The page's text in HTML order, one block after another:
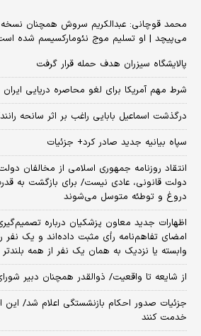
محمد قوچانی: عبدالکریم سروش همچنان نسخه
می‌پیچد | او تسلیم موج نئومارکسیسم شده
پالایشگاه سیزران هدف حمله قرار گرفت
شرط مهم آمریکا برای لغو محاصره دریایی ایران
درگذشت اسماعیل بابایی راغب بر اثر سانحه
سپاه بیانیه جدید صادر کرد+ جزئیات
انتقاد روزنامه جمهوری اسلامی از مخالفان
دولت قانونی، عادی نیست/ برای بازگشت به
دروغ و توطئه متوسل می‌شوند
امضای تفاهم‌نامه رأی مثبت داده‌اند و یک
وابسته یا نزدیک به همان یک نفر از همه
از شایعه تا واقعیت/ ذوالقدر همچنان دبیر
خدمت کنند